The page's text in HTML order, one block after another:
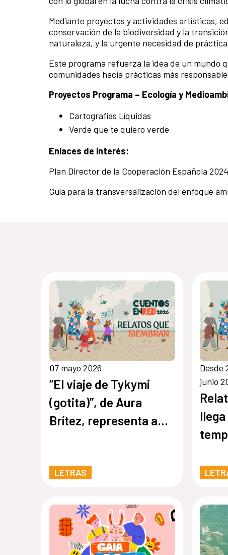
Mediante proyectos y actividades artísticas,
conservación de la biodiversidad y la
naturaleza, y la urgente necesidad de
Este programa refuerza la idea de un mundo
comunidades hacia prácticas más
Proyectos Programa – Ecología y
Cartografías Líquidas
Verde que te quiero verde
Enlaces de interés:
Plan Director de la Cooperación Española
Guía para la transversalización del enfoque
07 mayo 2026
“El viaje de Tykymi
(gotita)”, de Aura
Brítez, representa a
Red
LETRAS
Desde
junio